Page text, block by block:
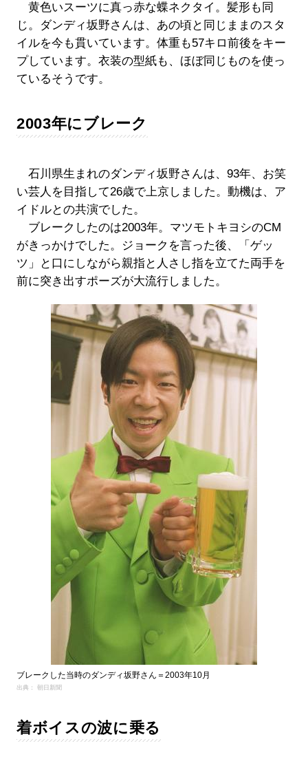
黄色いスーツに真っ赤な蝶ネクタイ。髪形も同
じ。ダンディ坂野さんは、あの頃と同じままのスタ
イルを今も貫いています。体重も57キロ前後をキー
プしています。衣装の型紙も、ほぼ同じものを使っ
ているそうです。
2003年にブレーク
石川県生まれのダンディ坂野さんは、93年、お笑
い芸人を目指して26歳で上京しました。動機は、ア
イドルとの共演でした。
ブレークしたのは2003年。マツモトキヨシのCM
がきっかけでした。ジョークを言った後、「ゲッ
ツ」と口にしながら親指と人さし指を立てた両手を
前に突き出すポーズが大流行しました。
ブレークした当時のダンディ坂野さん＝2003年10月
出典： 朝日新聞
着ボイスの波に乗る